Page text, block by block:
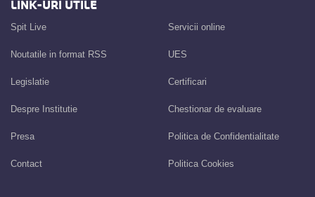
LINK-URI UTILE
Spit Live
Noutatile in format RSS
Legislatie
Despre Institutie
Presa
Contact
Servicii online
UES
Certificari
Chestionar de evaluare
Politica de Confidentialitate
Politica Cookies